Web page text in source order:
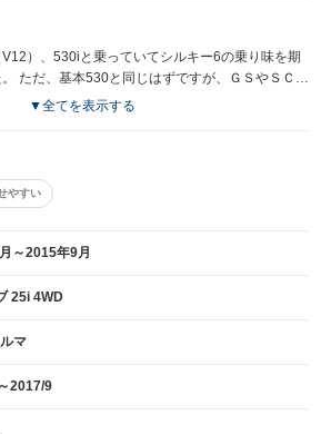
でも驚くほどでした。
）、530iと乗っていてシルキー6の乗り味を期
ただ、基本530と同じはずですが、ＧＳやＳＣの
か、トルク感が薄く、 時代遅れは否めず、デビ
▼全てを表示する
やすい
～2015年9月
25i 4WD
マ
2017/9